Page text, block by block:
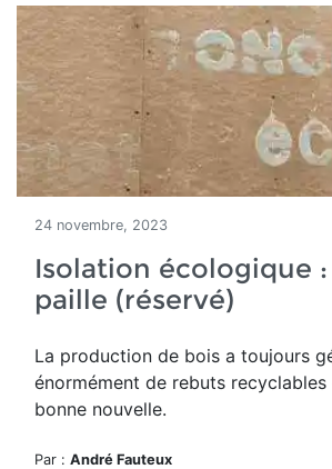
24 novembre, 2023
Isolation écologique
paille (réservé)
La production de bois a toujours
énormément de rebuts recyclables
bonne nouvelle.
Par : André Fauteux